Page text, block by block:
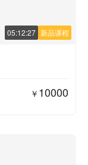
新品课程
05:12:27
￥ 10000